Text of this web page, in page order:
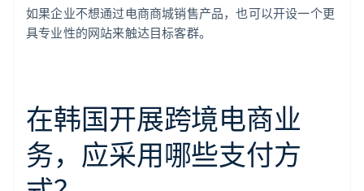
如果企业不想通过电商商城销售产品，也可以开设一个更
具专业性的网站来触达目标客群。
在韩国开展跨境电商业
务，应采用哪些支付方